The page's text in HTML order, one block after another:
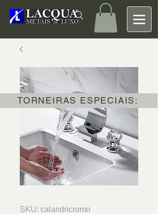
SKU: calandricromo
TORNEIRAS ESPECIAIS: